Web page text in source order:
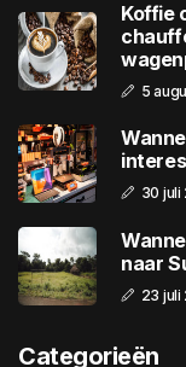
Koffie
5
30 juli
naar
23 juli
Categorieën